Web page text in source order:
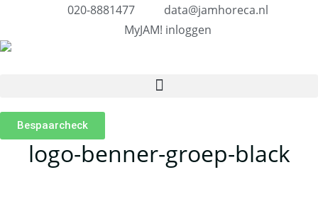
020-8881477
data@jamhoreca.nl
MyJAM! inloggen
Bespaarcheck
logo-benner-groep-black